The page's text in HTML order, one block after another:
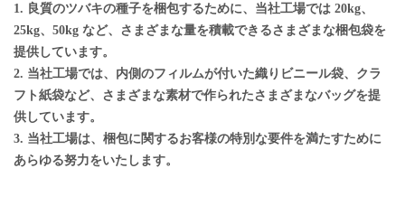
1. 良質のツバキの種子を梱包するために、当社工場では 20kg、
25kg、50kg など、さまざまな量を積載できるさまざまな梱包袋を
提供しています。
2. 当社工場では、内側のフィルムが付いた織りビニール袋、クラ
フト紙袋など、さまざまな素材で作られたさまざまなバッグを提
供しています。
3. 当社工場は、梱包に関するお客様の特別な要件を満たすために
あらゆる努力をいたします。